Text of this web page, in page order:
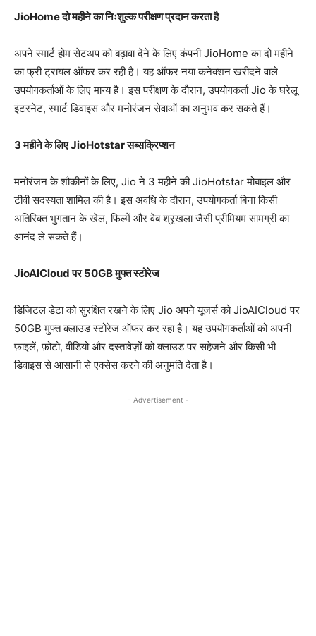
JioHome दो महीने का निःशुल्क परीक्षण प्रदान करता है
अपने स्मार्ट होम सेटअप को बढ़ावा देने के लिए कंपनी JioHome का दो महीने
का फ्री ट्रायल ऑफर कर रही है। यह ऑफर नया कनेक्शन खरीदने वाले
उपयोगकर्ताओं के लिए मान्य है। इस परीक्षण के दौरान, उपयोगकर्ता Jio के घरेलू
इंटरनेट, स्मार्ट डिवाइस और मनोरंजन सेवाओं का अनुभव कर सकते हैं।
3 महीने के लिए JioHotstar सब्सक्रिप्शन
मनोरंजन के शौकीनों के लिए, Jio ने 3 महीने की JioHotstar मोबाइल और
टीवी सदस्यता शामिल की है। इस अवधि के दौरान, उपयोगकर्ता बिना किसी
अतिरिक्त भुगतान के खेल, फिल्में और वेब श्रृंखला जैसी प्रीमियम सामग्री का
आनंद ले सकते हैं।
JioAICloud पर 50GB मुफ्त स्टोरेज
डिजिटल डेटा को सुरक्षित रखने के लिए Jio अपने यूजर्स को JioAICloud पर
50GB मुफ्त क्लाउड स्टोरेज ऑफर कर रहा है। यह उपयोगकर्ताओं को अपनी
फ़ाइलें, फ़ोटो, वीडियो और दस्तावेज़ों को क्लाउड पर सहेजने और किसी भी
डिवाइस से आसानी से एक्सेस करने की अनुमति देता है।
- Advertisement -